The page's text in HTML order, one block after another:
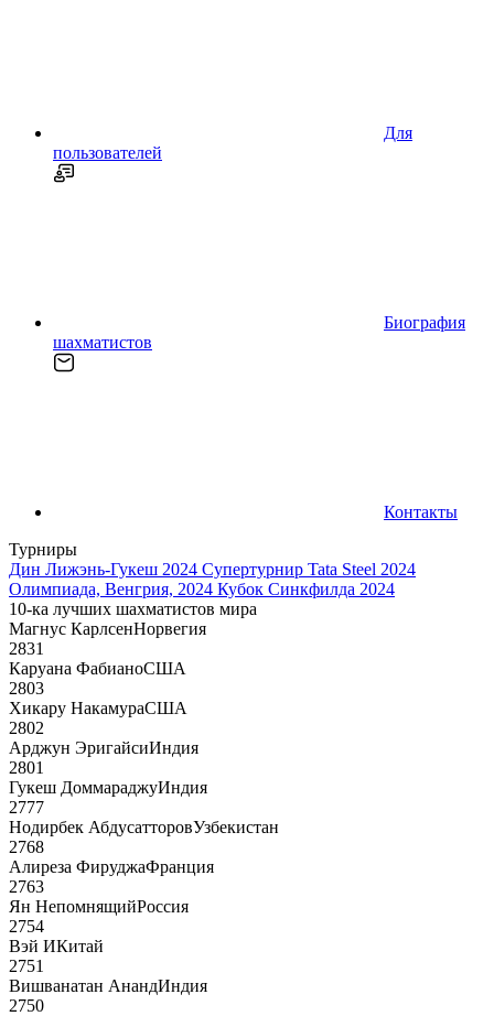
Для
пользователей
Биография
шахматистов
Контакты
Турниры
Дин Лижэнь-Гукеш 2024 Супертурнир Tata Steel 2024
Олимпиада, Венгрия, 2024 Кубок Синкфилда 2024
10-ка лучших шахматистов мира
Магнус КарлсенНорвегия
2831
Каруана ФабианоСША
2803
Хикару НакамураСША
2802
Арджун ЭригайсиИндия
2801
Гукеш ДоммараджуИндия
2777
Нодирбек АбдусатторовУзбекистан
2768
Алиреза ФируджаФранция
2763
Ян НепомнящийРоссия
2754
Вэй ИКитай
2751
Вишванатан АнандИндия
2750